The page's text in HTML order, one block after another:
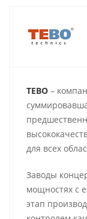
TEBO –
для всех
Заводы
мощностях с
этап